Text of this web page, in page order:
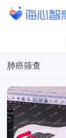
肺癌筛查